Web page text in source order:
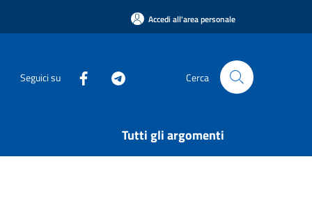
Accedi all'area personale
Seguici su Cerca
Tutti gli argomenti